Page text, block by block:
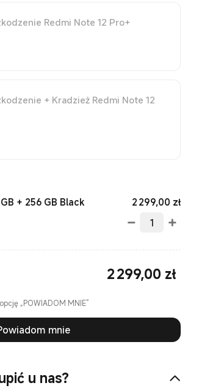
Redmi Note 12 Pro+
+ Kradzież Redmi Note 12
+ 256 GB Black 2 299,00 zł
2 299,00 zł
„POWIADOM MNIE”
mnie
u nas?